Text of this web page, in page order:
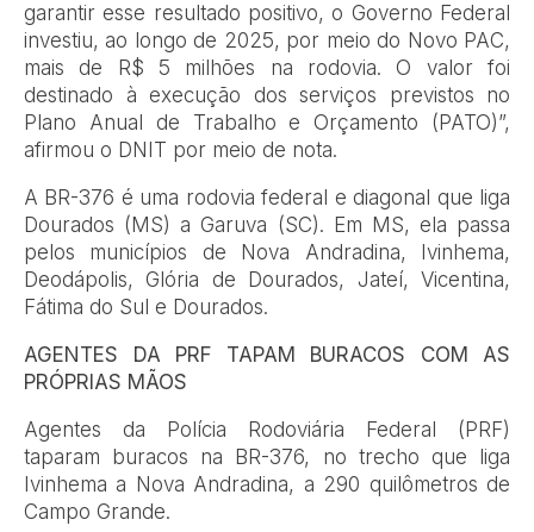
garantir esse resultado positivo, o Governo Federal
investiu, ao longo de 2025, por meio do Novo PAC,
mais de R$ 5 milhões na rodovia. O valor foi
destinado à execução dos serviços previstos no
Plano Anual de Trabalho e Orçamento (PATO)”,
afirmou o DNIT por meio de nota.
A BR-376 é uma rodovia federal e diagonal que liga
Dourados (MS) a Garuva (SC). Em MS, ela passa
pelos municípios de Nova Andradina, Ivinhema,
Deodápolis, Glória de Dourados, Jateí, Vicentina,
Fátima do Sul e Dourados.
AGENTES DA PRF TAPAM BURACOS COM AS
PRÓPRIAS MÃOS
Agentes da Polícia Rodoviária Federal (PRF)
taparam buracos na BR-376, no trecho que liga
Ivinhema a Nova Andradina, a 290 quilômetros de
Campo Grande.